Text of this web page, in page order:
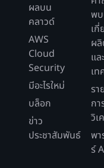
ผลบน
คลาวด์
AWS
Cloud
Security
มีอะไรใหม่
บล็อก
ข่าว
ประชาสัมพันธ์
พ
เ
ผ
และ
เ
รา
กา
วิเ
พา
ร์